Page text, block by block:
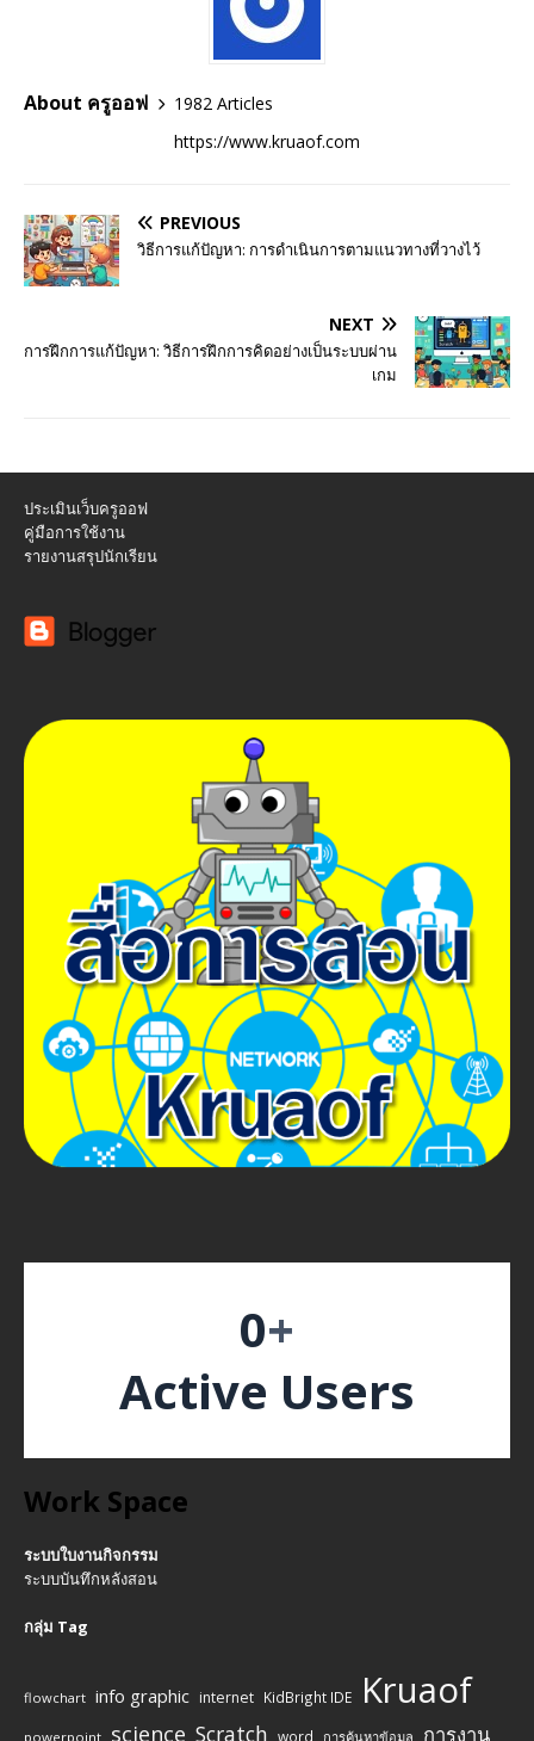
About ครูออฟ
1982 Articles
https://www.kruaof.com
PREVIOUS
วิธีการแก้ปัญหา: การดำเนินการตามแนวทางที่วางไว้
NEXT
การฝึกการแก้ปัญหา: วิธีการฝึกการคิดอย่างเป็นระบบผ่าน
เกม
ประเมินเว็บครูออฟ
คู่มือการใช้งาน
รายงานสรุปนักเรียน
0+
Active Users
Work Space
ระบบใบงานกิจกรรม
ระบบบันทึกหลังสอน
กลุ่ม Tag
flowchart info graphic internet KidBright IDE Kruaof
powerpoint science Scratch word การค้นหาข้อมูล การงาน